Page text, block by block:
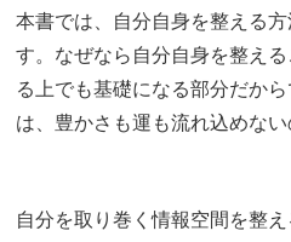
本書では、自分自身を整える
す。なぜなら自分自身を整え
る上でも基礎になる部分だか
は、豊かさも運も流れ込めない
自分を取り巻く情報空間を整